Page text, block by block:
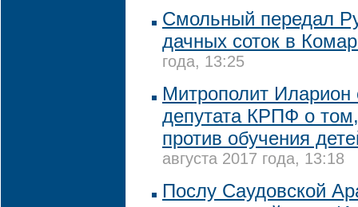
Смольный передал
дачных соток в
года, 13:25
Митрополит Иларион
депутата КРПФ о
против обучения
августа 2017 года, 13:18
Послу Саудовской